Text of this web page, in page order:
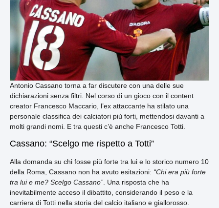
Antonio Cassano torna a far discutere con una delle sue
dichiarazioni senza filtri. Nel corso di un gioco con il content
creator Francesco Maccario, l’ex attaccante ha stilato una
personale classifica dei calciatori più forti, mettendosi davanti a
molti grandi nomi. E tra questi c’è anche Francesco Totti.
Cassano: “Scelgo me rispetto a Totti”
Alla domanda su chi fosse più forte tra lui e lo storico numero 10
della Roma, Cassano non ha avuto esitazioni: “Chi era più forte
tra lui e me? Scelgo Cassano” . Una risposta che ha
inevitabilmente acceso il dibattito, considerando il peso e la
carriera di Totti nella storia del calcio italiano e giallorosso.